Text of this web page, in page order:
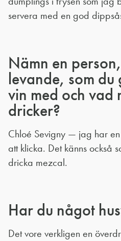
servera med en god
Nämn en
levande, som
vin med och vad
dricker?
Chloé Sevigny — jag har
att klicka. Det känns också
dricka mezcal.
Har du något
Det vore verkligen en